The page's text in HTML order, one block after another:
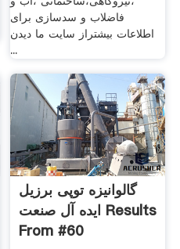
فاضلاب و سدسازی برای
اطلاعات بیشتراز سایت ما دیدن
...
گالوانیزه توپی برزیل
ایده آل صنعت Results
From #60